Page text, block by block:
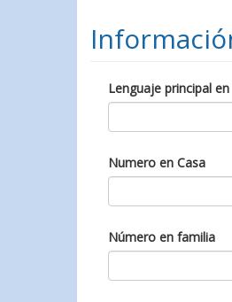
Lenguaje principal
Numero en Casa
Número en familia